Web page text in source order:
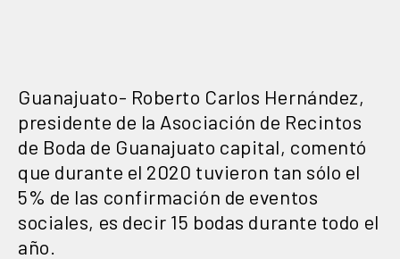
Guanajuato- Roberto Carlos Hernández,
presidente de la Asociación de Recintos
de Boda de Guanajuato capital, comentó
que durante el 2020 tuvieron tan sólo el
5% de las confirmación de eventos
sociales, es decir 15 bodas durante todo el
año.